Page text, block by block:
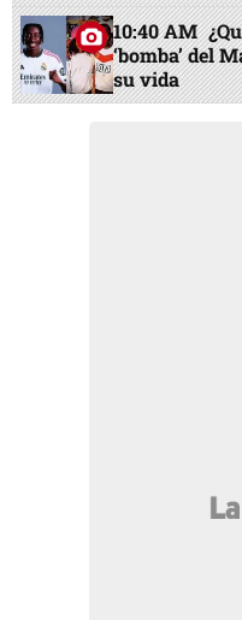
10:40 AM
‘bomba’ del
su vida